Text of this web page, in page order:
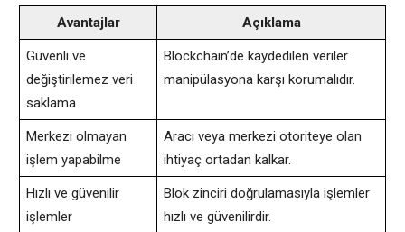
Avantajlar Açıklama
Güvenli ve
değiştirilemez veri
saklama
Blockchain’de kaydedilen veriler
manipülasyona karşı korumalıdır.
Merkezi olmayan
işlem yapabilme
Aracı veya merkezi otoriteye olan
ihtiyaç ortadan kalkar.
Hızlı ve güvenilir
işlemler
Blok zinciri doğrulamasıyla işlemler
hızlı ve güvenilirdir.